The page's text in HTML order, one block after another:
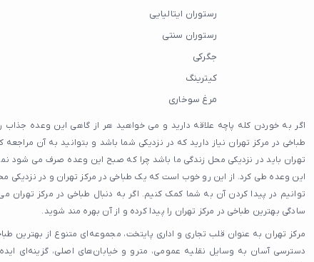
رستوران ایتالیایی
رستوران سنتی
جگرکی
کیترینگ
مرغ سوخاری
رستوران رژیمی
سالاد بار
تهیه غذا
پیتزا
صبحانه
صبحانه سلف سرویس
کافه صبحانه
اگر به خوردن کله پاچه علاقه دارید و می خواهید هر از گاهی این وعده
طباخی در مرکز تهران نیاز دارید که در نزدیکی شما باشد و بتوانید به آن
تهران باید در نزدیکی محل زندگی ما باشد چرا که صبح این وعده صرف می شود
این وعده طی کرد. از این رو خوب است که یک طباخی در مرکز تهران و در نزدیکی
توانیم در پیدا کردن آن به شما کمک کنیم. اگر به دنبال طباخی در مرکز
سادگی بهترین طباخی در مرکز تهران را پیدا کرده و از آن بهره مند شوید.
مرکز تهران به عنوان قلب تجاری و اداری پایتخت، مجموعه‌ای متنوع از بهترین
دسترسی آسان به وسایل نقلیه عمومی، مترو و خیابان‌های اصلی، گزینه‌ای